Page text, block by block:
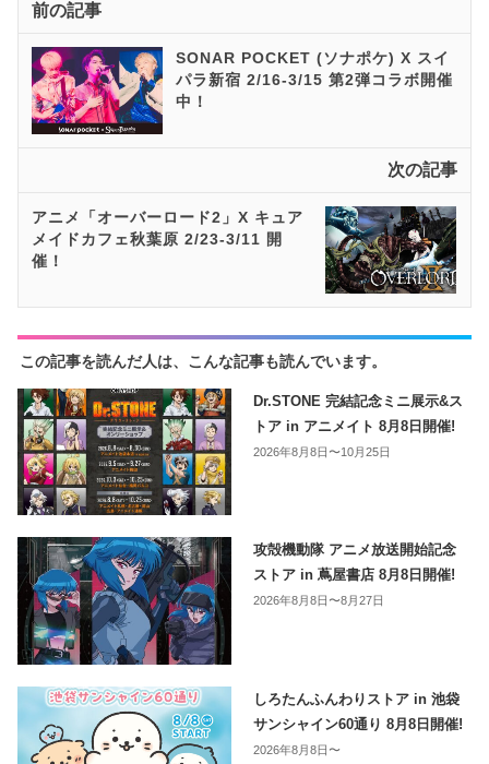
前の記事
SONAR POCKET (ソナポケ) X スイ
パラ新宿 2/16-3/15 第2弾コラボ開催
中！
次の記事
アニメ「オーバーロード2」X キュア
メイドカフェ秋葉原 2/23-3/11 開
催！
この記事を読んだ人は、こんな記事も読んでいます。
Dr.STONE 完結記念ミニ展示&ス
トア in アニメイト 8月8日開催!
2026年8月8日〜10月25日
攻殻機動隊 アニメ放送開始記念
ストア in 蔦屋書店 8月8日開催!
2026年8月8日〜8月27日
しろたんふんわりストア in 池袋
サンシャイン60通り 8月8日開催!
2026年8月8日〜